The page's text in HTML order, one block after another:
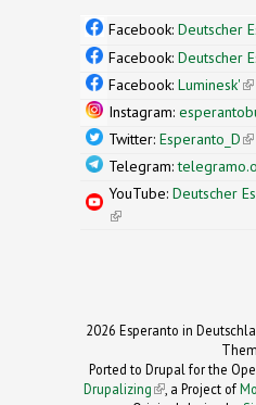
Facebook: Deutscher
Facebook: Deutscher
Facebook: Luminesk'
Instagram:
Twitter: Esperanto_D
Telegram:
YouTube: Deutscher
(link is external)
2026 Esperanto in
Ported to Drupal for the
Drupalizing(link is external)
, a Project of